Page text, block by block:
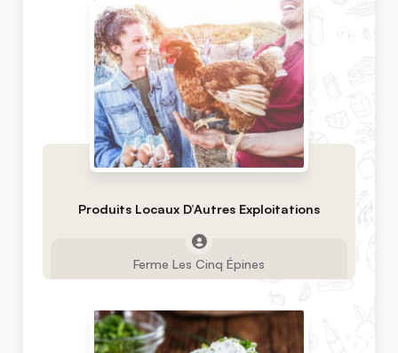
Produits Locaux D’Autres Exploitations
Ferme Les Cinq Épines